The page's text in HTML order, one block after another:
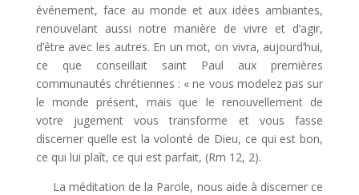
événement, face au monde et aux idées ambiantes,
renouvelant aussi notre manière de vivre et d’agir,
d’être avec les autres. En un mot, on vivra, aujourd’hui,
ce que conseillait saint Paul aux premières
communautés chrétiennes : « ne vous modelez pas sur
le monde présent, mais que le renouvellement de
votre jugement vous transforme et vous fasse
discerner quelle est la volonté de Dieu, ce qui est bon,
ce qui lui plaît, ce qui est parfait, (Rm 12, 2).
La méditation de la Parole, nous aide à discerner ce